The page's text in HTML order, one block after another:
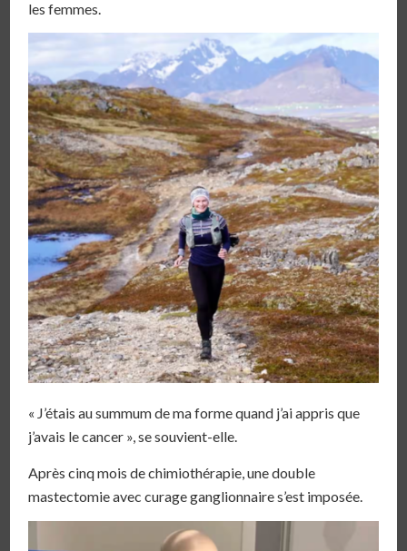
les femmes.
« J’étais au summum de ma forme quand j’ai appris que
j’avais le cancer », se souvient-elle.
Après cinq mois de chimiothérapie, une double
mastectomie avec curage ganglionnaire s’est imposée.